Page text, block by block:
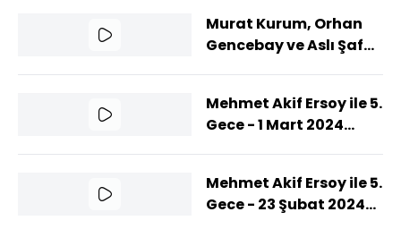
Murat Kurum, Orhan
Gencebay ve Aslı Şafak
oldu
Mehmet Akif Ersoy ile 5.
Gece - 1 Mart 2024
Mehmet Akif Ersoy ile 5.
Gece - 23 Şubat 2024